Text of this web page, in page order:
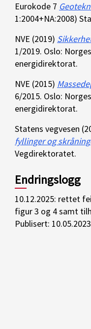
Eurokode 7
1:2004+NA:2008)
NVE (2019)
1/2019. Oslo:
energidirektorat.
NVE (2015)
6/2015. Oslo:
energidirektorat.
Statens vegvesen
fyllinger og
Vegdirektoratet.
Endringslogg
10.12.2025: rettet
figur 3 og 4 samt
Publisert: 10.05.2023